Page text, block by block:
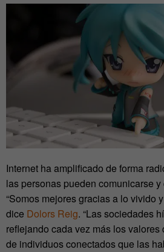
Internet ha amplificado de forma
las personas pueden comunicarse
“Somos mejores gracias a lo vivido
dice Dolors Reig. “Las sociedades
reflejando cada vez más los
de individuos conectados que las